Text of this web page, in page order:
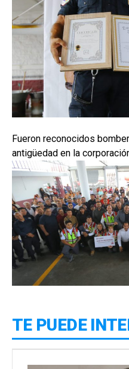
Fueron reconocidos
antigüedad en la
TE PUEDE